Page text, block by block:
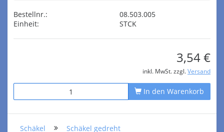
Bestellnr.:
08.503.005
Einheit:
STCK
3,54 €
inkl. MwSt. zzgl. Versand
In den Warenkorb
Schäkel Schäkel gedreht